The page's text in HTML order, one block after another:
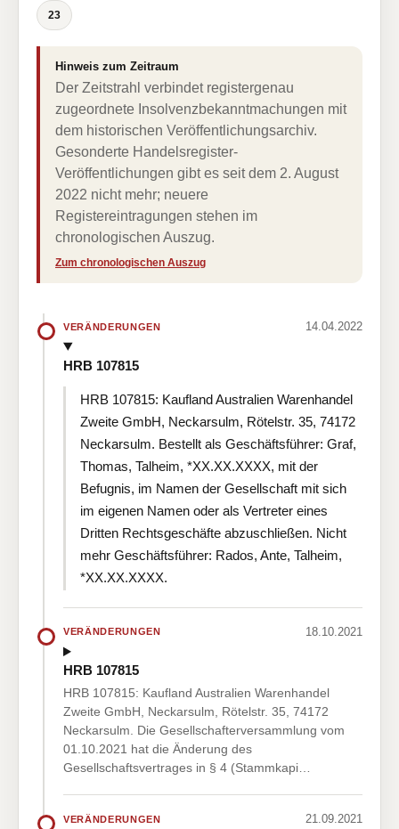
23
Hinweis zum Zeitraum
Der Zeitstrahl verbindet registergenau
zugeordnete Insolvenzbekanntmachungen mit
dem historischen Veröffentlichungsarchiv.
Gesonderte Handelsregister-
Veröffentlichungen gibt es seit dem 2. August
2022 nicht mehr; neuere
Registereintragungen stehen im
chronologischen Auszug.
Zum chronologischen Auszug
VERÄNDERUNGEN 14.04.2022
HRB 107815
HRB 107815: Kaufland Australien Warenhandel
Zweite GmbH, Neckarsulm, Rötelstr. 35, 74172
Neckarsulm. Bestellt als Geschäftsführer: Graf,
Thomas, Talheim, *XX.XX.XXXX, mit der
Befugnis, im Namen der Gesellschaft mit sich
im eigenen Namen oder als Vertreter eines
Dritten Rechtsgeschäfte abzuschließen. Nicht
mehr Geschäftsführer: Rados, Ante, Talheim,
*XX.XX.XXXX.
VERÄNDERUNGEN 18.10.2021
HRB 107815
HRB 107815: Kaufland Australien Warenhandel
Zweite GmbH, Neckarsulm, Rötelstr. 35, 74172
Neckarsulm. Die Gesellschafterversammlung vom
01.10.2021 hat die Änderung des
Gesellschaftsvertrages in § 4 (Stammkapi…
VERÄNDERUNGEN 21.09.2021